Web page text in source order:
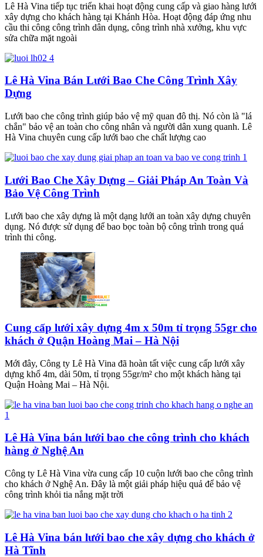
Lê Hà Vina tiếp tục triển khai hoạt động cung cấp và giao hàng lưới
xây dựng cho khách hàng tại Khánh Hòa. Hoạt động đáp ứng nhu
cầu thi công công trình dân dụng, công trình nhà xưởng, khu vực
sửa chữa mặt ngoài
Lê Hà Vina Bán Lưới Bao Che Công Trình Xây
Dựng
Lưới bao che công trình giúp bảo vệ mỹ quan đô thị. Nó còn là "lá
chắn" bảo vệ an toàn cho công nhân và người dân xung quanh. Lê
Hà Vina chuyên cung cấp lưới bao che chất lượng cao
Lưới Bao Che Xây Dựng – Giải Pháp An Toàn Và
Bảo Vệ Công Trình
Lưới bao che xây dựng là một dạng lưới an toàn xây dựng chuyên
dụng. Nó được sử dụng để bao bọc toàn bộ công trình trong quá
trình thi công.
Cung cấp lưới xây dựng 4m x 50m tỉ trọng 55gr cho
khách ở Quận Hoàng Mai – Hà Nội
Mới đây, Công ty Lê Hà Vina đã hoàn tất việc cung cấp lưới xây
dựng khổ 4m, dài 50m, tỉ trọng 55gr/m² cho một khách hàng tại
Quận Hoàng Mai – Hà Nội.
Lê Hà Vina bán lưới bao che công trình cho khách
hàng ở Nghệ An
Công ty Lê Hà Vina vừa cung cấp 10 cuộn lưới bao che công trình
cho khách ở Nghệ An. Đây là một giải pháp hiệu quả để bảo vệ
công trình khỏi tia nắng mặt trời
Lê Hà Vina bán lưới bao che xây dựng cho khách ở
Hà Tĩnh